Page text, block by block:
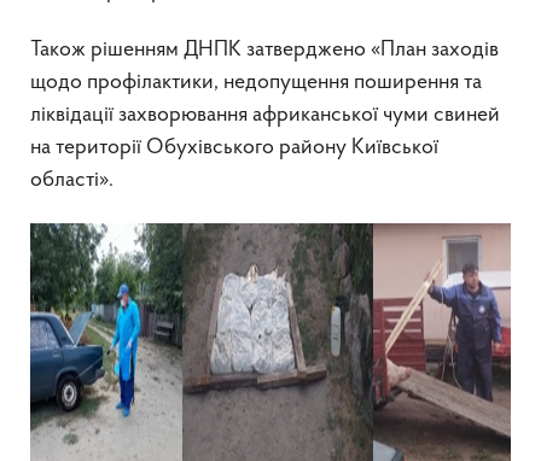
Також рішенням ДНПК затверджено «План заходів
щодо профілактики, недопущення поширення та
ліквідації захворювання африканської чуми свиней
на території Обухівського району Київської
області».